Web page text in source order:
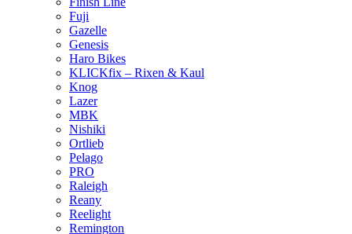
Fuji
Gazelle
Genesis
Haro Bikes
KLICKfix – Rixen & Kaul
Knog
Lazer
MBK
Nishiki
Ortlieb
Pelago
PRO
Raleigh
Reany
Reelight
Remington